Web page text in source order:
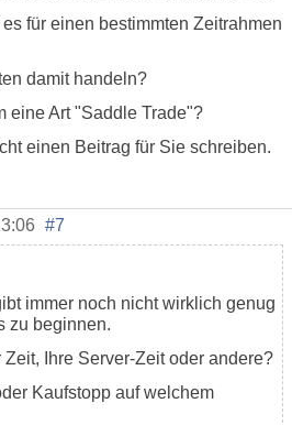
für einen bestimmten Zeitrahmen
damit handeln?
eine Art "Saddle Trade"?
einen Beitrag für Sie schreiben.
#7
immer noch nicht wirklich genug
zu beginnen.
Ihre Server-Zeit oder andere?
Kaufstopp auf welchem